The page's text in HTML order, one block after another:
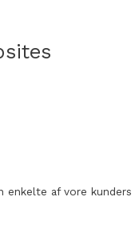
enkelte af vore kunders